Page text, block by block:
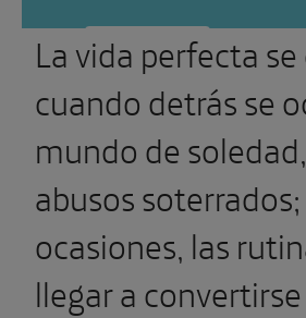
SUSCRÍBETE Ver más
La vida perfecta
cuando detrás se
mundo de
abusos
ocasiones, las
llegar a